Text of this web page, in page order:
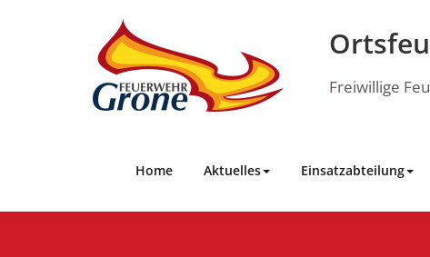
Freiwillige
Home Aktuelles Einsatzabteilung